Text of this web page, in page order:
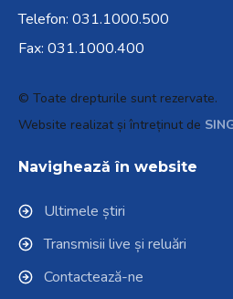
Telefon: 031.1000.500
Fax: 031.1000.400
© Toate drepturile sunt rezervate.
Website realizat și întreținut de
Navighează în website
Ultimele știri
Transmisii live și reluări
Contactează-ne